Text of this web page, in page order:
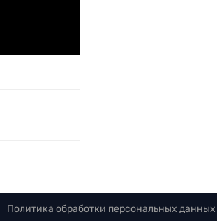
Политика обработки персональных данных